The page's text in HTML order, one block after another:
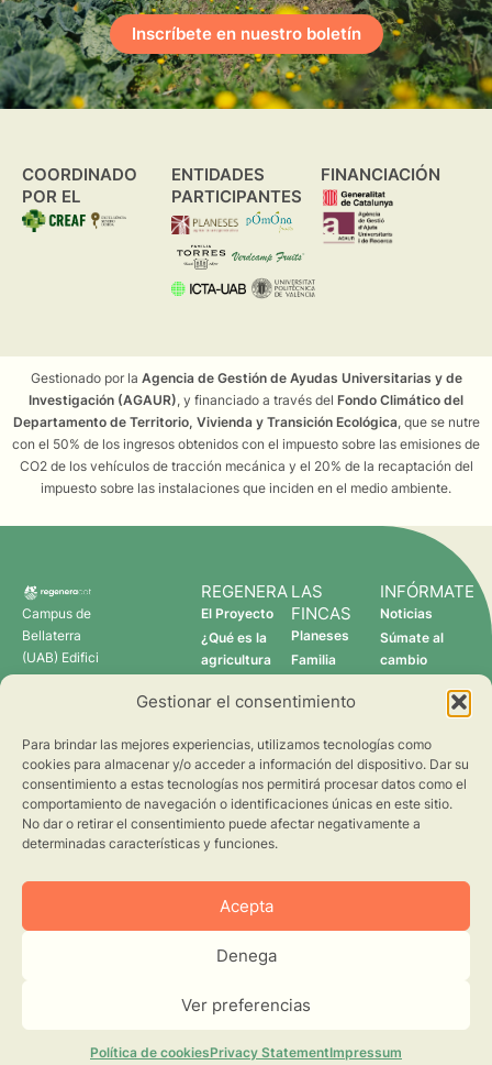
Gestionar el consentimiento
Para brindar las mejores experiencias, utilizamos tecnologías como
cookies para almacenar y/o acceder a información del dispositivo. Dar su
consentimiento a estas tecnologías nos permitirá procesar datos como el
comportamiento de navegación o identificaciones únicas en este sitio.
No dar o retirar el consentimiento puede afectar negativamente a
determinadas características y funciones.
Acepta
Denega
Ver preferencias
Política de cookiesPrivacy StatementImpressum
Inscríbete en nuestro boletín
COORDINADO
POR EL
ENTIDADES
PARTICIPANTES
FINANCIACIÓN
Gestionado por la Agencia de Gestión de Ayudas Universitarias y de
Investigación (AGAUR) , y financiado a través del Fondo Climático del
Departamento de Territorio, Vivienda y Transición Ecológica , que se nutre
con el 50% de los ingresos obtenidos con el impuesto sobre las emisiones de
CO2 de los vehículos de tracción mecánica y el 20% de la recaptación del
impuesto sobre las instalaciones que inciden en el medio ambiente.
Campus de
Bellaterra
(UAB) Edifici
C 08193
regenera@creaf.uab.cat
REGENERA
El Proyecto
¿Qué es la
agricultura
Quién somos
LAS
FINCAS
Planeses
Familia
Verdcamp
Pomona
Fruits
INFÓRMATE
Noticias
Súmate al
cambio